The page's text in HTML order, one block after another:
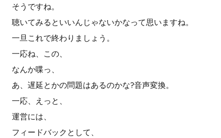
そうですね。
聴いてみるといいんじゃないかなって思いますね。
一旦これで終わりましょう。
一応ね、この、
なんか喋っ、
あ、遅延とかの問題はあるのかな?音声変換。
一応、えっと、
運営には、
フィードバックとして、